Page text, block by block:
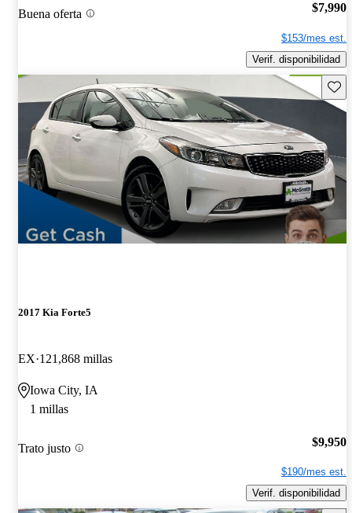
Buena oferta $7,990
$153/mes est.
Verif. disponibilidad
2017 Kia Forte5
EX 121,868 millas
Iowa City, IA
1 millas
Trato justo $9,950
$190/mes est.
Verif. disponibilidad